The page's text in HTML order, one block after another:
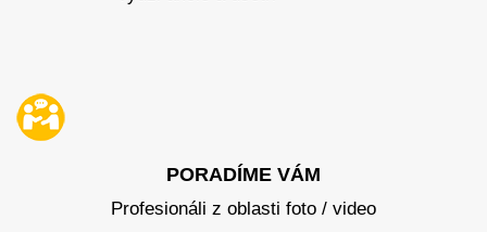
PORADÍME VÁM
Profesionáli z oblasti foto / video